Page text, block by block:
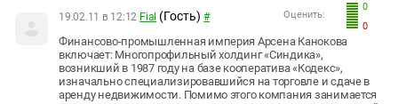
0
0
Оценить:
19.02.11 в 12:12 Fial (Гость) #
Финансово-промышленная империя Арсена Канокова
включает: Многопрофильный холдинг «Синдика»,
возникший в 1987 году на базе кооператива «Кодекс»,
изначально специализировавшийся на торговле и сдаче в
аренду недвижимости. Помимо этого компания занимается